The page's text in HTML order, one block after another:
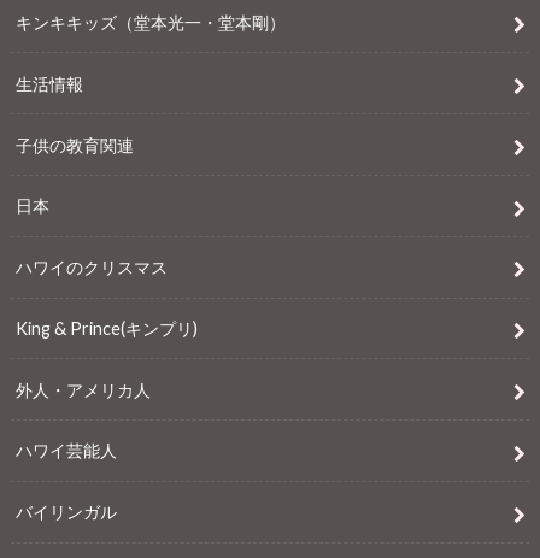
キンキキッズ（堂本光一・堂本剛）
生活情報
子供の教育関連
日本
ハワイのクリスマス
King & Prince(キンプリ)
外人・アメリカ人
ハワイ芸能人
バイリンガル